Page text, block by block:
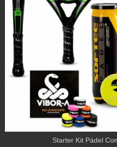
Starter Kit Pádel